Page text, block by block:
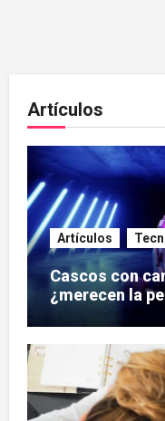
Artículos
Artículos
Cascos con
¿merecen la